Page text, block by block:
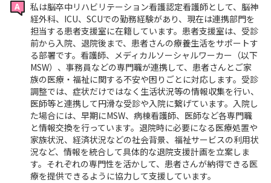
私は脳卒中リハビリテーション看護認定看護師として、脳神
経外科、ICU、SCUでの勤務経験があり、現在は連携部門を
担当する患者支援室に在籍しています。患者支援室は、受診
前から入院、退院後まで、患者さんの療養生活をサポートす
る部署です。看護師、メディカルソーシャルワーカー（以下
MSW）、事務員などの専門職が連携して、患者さんとご家
族の医療・福祉に関する不安や困りごとに対応します。受診
調整では、症状だけではなく生活状況等の情報収集を行い、
医師等と連携して円滑な受診や入院に繋げています。入院し
た場合には、早期にMSW、病棟看護師、医師など各専門職
と情報交換を行っています。退院時に必要になる医療処置や
家族状況、経済状況などの社会背景、福祉サービスの利用状
況など、情報を統合して具体的な退院支援計画を立案しま
す。それぞれの専門性を活かして、患者さんが納得できる医
療を提供できるように協力して支援しています。